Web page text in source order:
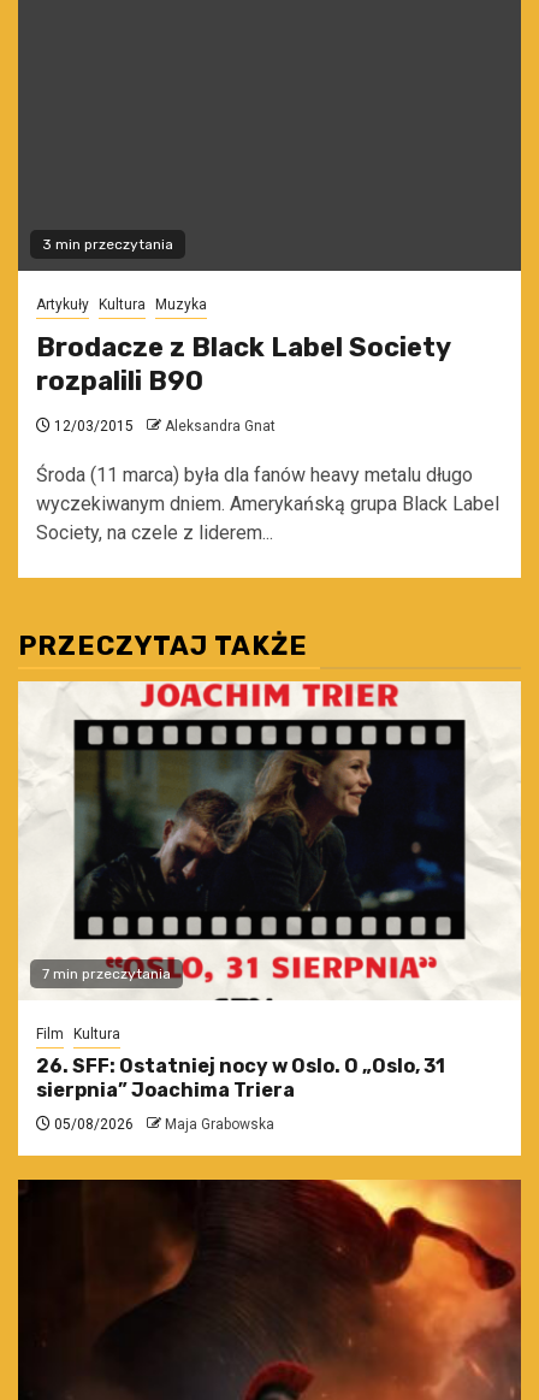
3 min przeczytania
Artykuły Kultura Muzyka
Brodacze z Black Label Society
rozpalili B90
12/03/2015 Aleksandra Gnat
Środa (11 marca) była dla fanów heavy metalu długo
wyczekiwanym dniem. Amerykańską grupa Black Label
Society, na czele z liderem...
PRZECZYTAJ TAKŻE
7 min przeczytania
Film Kultura
26. SFF: Ostatniej nocy w Oslo. O „Oslo, 31
sierpnia” Joachima Triera
05/08/2026 Maja Grabowska